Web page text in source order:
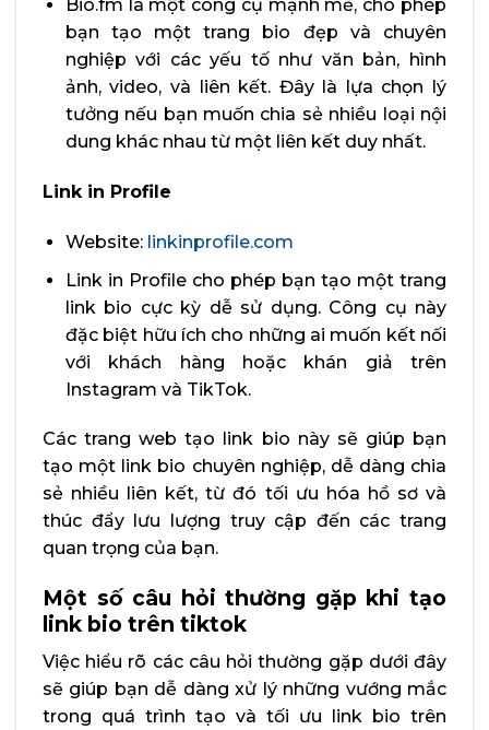
Bio.fm là một công cụ mạnh mẽ, cho phép
bạn tạo một trang bio đẹp và chuyên
nghiệp với các yếu tố như văn bản, hình
ảnh, video, và liên kết. Đây là lựa chọn lý
tưởng nếu bạn muốn chia sẻ nhiều loại nội
dung khác nhau từ một liên kết duy nhất.
Link in Profile
Website: linkinprofile.com
Link in Profile cho phép bạn tạo một trang
link bio cực kỳ dễ sử dụng. Công cụ này
đặc biệt hữu ích cho những ai muốn kết nối
với khách hàng hoặc khán giả trên
Instagram và TikTok.
Các trang web tạo link bio này sẽ giúp bạn
tạo một link bio chuyên nghiệp, dễ dàng chia
sẻ nhiều liên kết, từ đó tối ưu hóa hồ sơ và
thúc đẩy lưu lượng truy cập đến các trang
quan trọng của bạn.
Một số câu hỏi thường gặp khi tạo
link bio trên tiktok
Việc hiểu rõ các câu hỏi thường gặp dưới đây
sẽ giúp bạn dễ dàng xử lý những vướng mắc
trong quá trình tạo và tối ưu link bio trên